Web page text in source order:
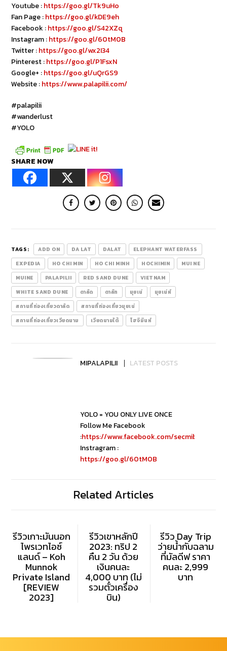
Youtube :https://goo.gl/Tk9uHo
Fan Page :https://goo.gl/kDE9eh
Facebook :https://goo.gl/S42XZq
Instagram :https://goo.gl/60tM0B
Twitter :https://goo.gl/wx2I34
Pinterest :https://goo.gl/P1FsxN
Google+ :https://goo.gl/uQrGS9
Website :https://www.palapilii.com/
#palapilii
#wanderlust
#YOLO
SHARE NOW
TAGS: ADD ON DA LAT DALAT
ELEPHANT WATERFASS
EXPEDIA
HO CHI MIN HO CHI MINH HOCHIMIN
MUI NE
MUINE
PALAPILII RED SAND DUNE
VIETNAM
WHITE SAND DUNE
ดาลัด ดาลัท มุยเน่
มุยเน่ห์
สถานที่ท่องเที่ยวดาลัด
สถานที่ท่องเที่ยวมุยเน่
สถานที่ท่องเที่ยวเวียดนาม
เวียดนามใต้ โฮจิมินห์
MIPALAPILII LATEST POSTS
YOLO = YOU ONLY LIVE ONCE
Follow Me Facebook
:https://www.facebook.com/secmibubbib
Instragram :
https://goo.gl/60tM0B
Related Articles
รีวิวเกาะมันนอก
ไพรเวทไอซ์
แลนด์ – Koh
Munnok
Private Island
[REVIEW
2023]
รีวิวเขาหลักปี
2023: ทริป 2
คืน 2 วัน ด้วย
เงินคนละ
4,000 บาท (ไม่
รวมตั๋วเครื่อง
บิน)
รีวิว Day Trip
ว่ายน้ำกับฉลาม
ที่มัลดีฟ ราคา
คนละ 2,999
บาท